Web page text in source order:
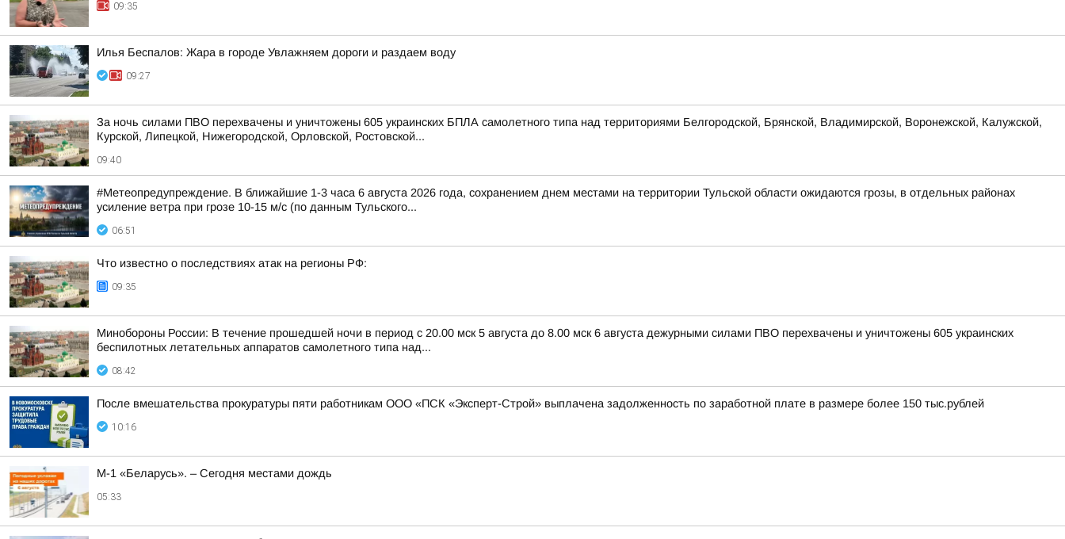
09:35
Илья Беспалов: Жара в городе Увлажняем дороги и раздаем воду
09:27
За ночь силами ПВО перехвачены и уничтожены 605 украинских БПЛА самолетного типа над территориями Белгородской, Брянской, Владимирской, Воронежской, Калужской,
Курской, Липецкой, Нижегородской, Орловской, Ростовской...
09:40
#Метеопредупреждение. В ближайшие 1-3 часа 6 августа 2026 года, сохранением днем местами на территории Тульской области ожидаются грозы, в отдельных районах
усиление ветра при грозе 10-15 м/с (по данным Тульского...
06:51
Что известно о последствиях атак на регионы РФ:
09:35
Минобороны России: В течение прошедшей ночи в период с 20.00 мск 5 августа до 8.00 мск 6 августа дежурными силами ПВО перехвачены и уничтожены 605 украинских
беспилотных летательных аппаратов самолетного типа над...
08:42
После вмешательства прокуратуры пяти работникам ООО «ПСК «Эксперт-Строй» выплачена задолженность по заработной плате в размере более 150 тыс.рублей
10:16
М-1 «Беларусь». – Сегодня местами дождь
05:33